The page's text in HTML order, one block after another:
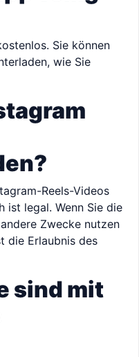
Sie können
wie Sie
Reels-Videos
ist legal. Wenn Sie die
Zwecke nutzen
die Erlaubnis des
sind mit